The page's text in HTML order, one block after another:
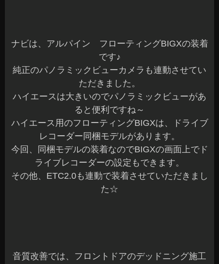
ナビは、アルパイン フローティングBIGXの装着
です♪
純正のパノラミックビューカメラも連動させてい
ただきました。
ハイエースは大きいのでパノラミックビューがあ
ると便利ですね～
ハイエース用のフローティングBIGXは、ドライブ
レコーダー同梱モデルがあります。
今回、同梱モデルの装着なのでBIGXの画面上でド
ライブレコーダーの設定もできます。
その他、ETC2.0も連動で装着させていただきまし
た☆
音質改善では、フロントドアのデッドニング施工